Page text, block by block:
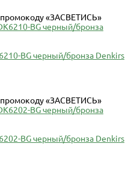
промокоду «ЗАСВЕТИСЬ»
BG черный/бронза Denkirs
промокоду «ЗАСВЕТИСЬ»
BG черный/бронза Denkirs